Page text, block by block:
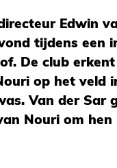
Edwin
tijdens een
De club
op het veld
Van der Sar
Nouri om